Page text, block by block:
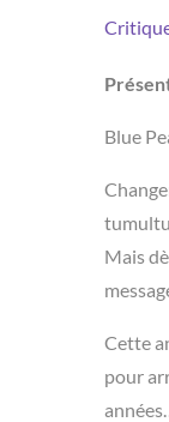
Blue
Mais
Cette
pour